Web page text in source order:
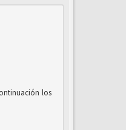
los